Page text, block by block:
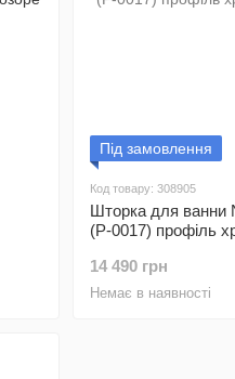
Під замовлення
Код товару: 308905
Шторка для ванни
(P-0017) профіль
14 490 грн
Немає в наявності